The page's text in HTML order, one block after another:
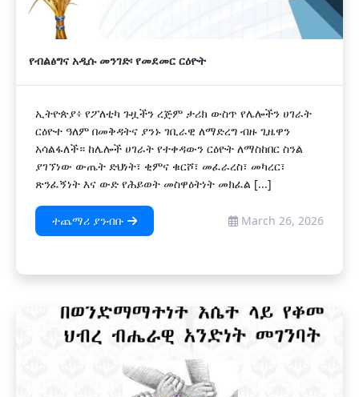
የብልፅግና አዲሱ መንገድ፡ የመደመር ርዕዮት
ኢትዮጵያ፥ የፖለቲካ ጉዟችን ረጅም ታሪክ ውስጥ የሌሎችን ሀገራት
ርዕዮተ ዓለም በመቅዳትና ያንኑ ገቢራዊ ለማድረግ ብዙ ጊዜዋን
አሳልፋለች። ከሌሎች ሀገራት የተቀዳውን ርዕዮት ለማስከበር ስንል
ያገኘነው ውጤት ድህነት፣ ቂምና ቁርሾ፣ መፈራረስ፣ መካረር፣
ጽንፈኝነት እና ውድ የሕይወት መስዋዕትነት መክፈል [...]
ተጨማሪ ያንብቡ March 26, 2026